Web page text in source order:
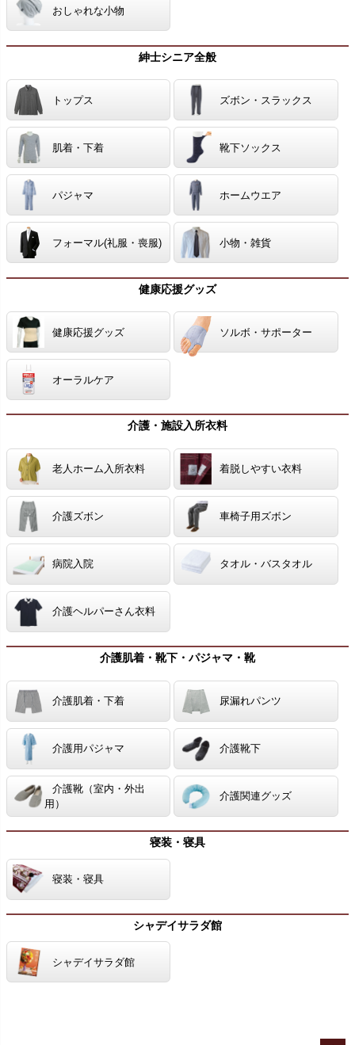
おしゃれな小物
紳士シニア全般
トップス ズボン・スラックス
肌着・下着 靴下ソックス
パジャマ ホームウエア
フォーマル(礼服・喪服) 小物・雑貨
健康応援グッズ
健康応援グッズ ソルボ・サポーター
オーラルケア
介護・施設入所衣料
老人ホーム入所衣料 着脱しやすい衣料
介護ズボン 車椅子用ズボン
病院入院 タオル・バスタオル
介護ヘルパーさん衣料
介護肌着・靴下・パジャマ・靴
介護肌着・下着 尿漏れパンツ
介護用パジャマ 介護靴下
介護靴（室内・外出
用）
介護関連グッズ
寝装・寝具
寝装・寝具
シャデイサラダ館
シャデイサラダ館